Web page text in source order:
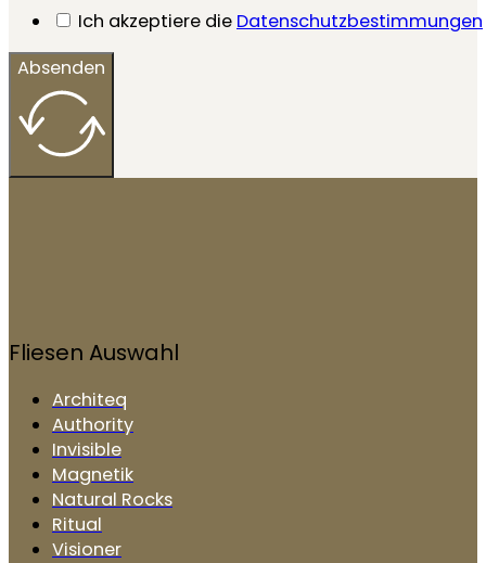
Ich akzeptiere die Datenschutzbestimmungen
Absenden
Fliesen Auswahl
Architeq
Authority
Invisible
Magnetik
Natural Rocks
Ritual
Visioner